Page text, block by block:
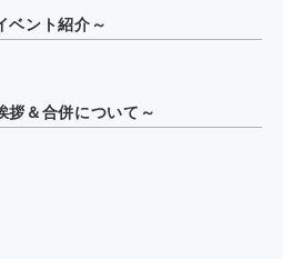
ント紹介～
＆合併について～